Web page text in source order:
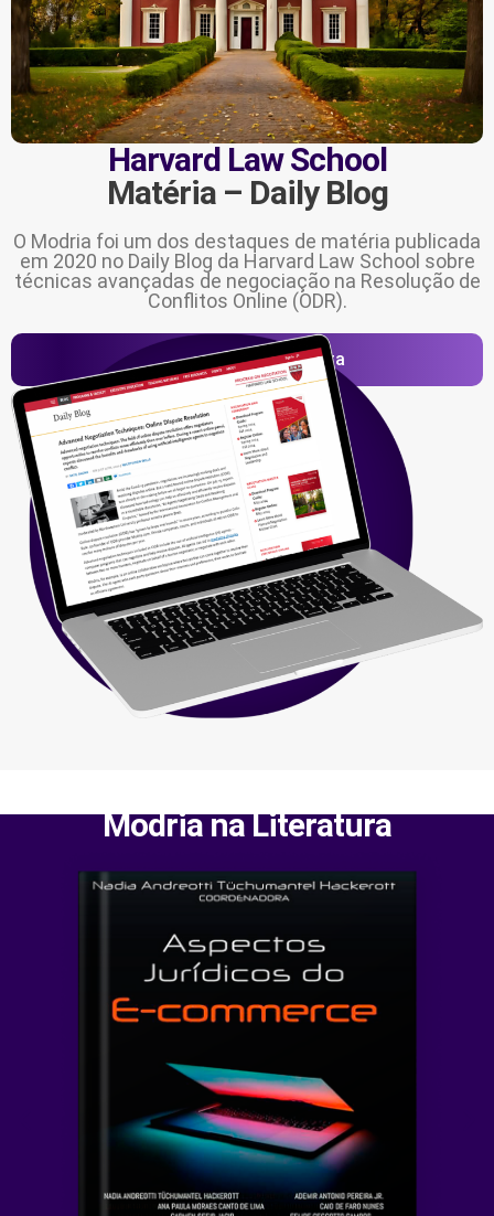
Harvard Law School
Matéria – Daily Blog
O Modria foi um dos destaques de matéria publicada
em 2020 no Daily Blog da Harvard Law School sobre
técnicas avançadas de negociação na Resolução de
Conflitos Online (ODR).
Leia a matéria completa
Modria na Literatura